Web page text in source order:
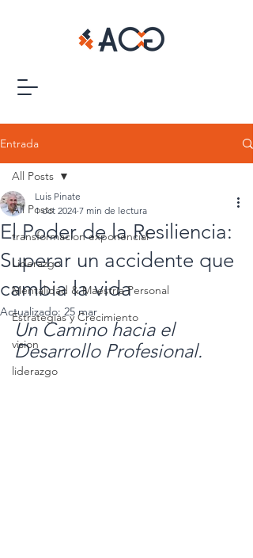
Entrada
All Posts
transformacion exponencial
Liderazgo
Mentalidad & Maestría Personal
Estrategias y Crecimiento
vision
liderazgo
All Posts
El Poder de la Resiliencia:
Superar un accidente que
cambia la vida
Luis Pinate
1 oct 2024 7 min de lectura
Actualizado: 25 mar
Un Camino hacia el
Desarrollo Profesional.